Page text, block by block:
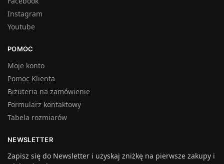
Instagram
Youtube
POMOC
Moje konto
Pomoc Klienta
Biżuteria na zamówienie
Formularz kontaktowy
Tabela rozmiarów
NEWSLETTER
Zapisz się do Newsletter i uzyskaj zniżkę na pierwsze zakupy i